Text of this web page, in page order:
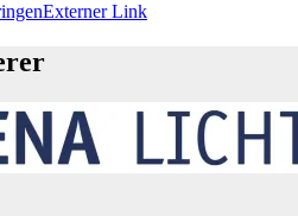
Externer Link